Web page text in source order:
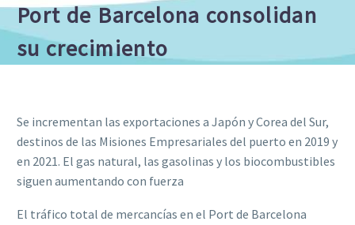
Port de Barcelona consolidan
su crecimiento
Se incrementan las exportaciones a Japón y Corea del Sur,
destinos de las Misiones Empresariales del puerto en 2019 y
en 2021. El gas natural, las gasolinas y los biocombustibles
siguen aumentando con fuerza
El tráfico total de mercancías en el Port de Barcelona